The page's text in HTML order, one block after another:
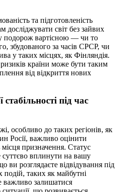
та підготовленість
досліджувати світ без зайвих
подорож вартісною — чи то
збудованого за часів СРСР, чи
у таких місцях, як Фінляндія.
країни може бути таким
від відкриття нових
під час
особливо до таких регіонів, як
Росії, важливо оцінити
місця призначення. Статус
вплинути на вашу
ви розглядаєте відвідування під
подій, таких як майбутні
важливо залишатися